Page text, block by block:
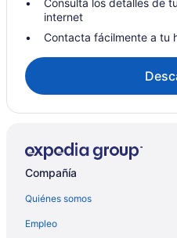
Hoteles en La Push
Hoteles cerca de Lago Crescent
Hoteles en Neah Bay
Casas de huéspedes en Pacific
Condominios en Pacific Beach
Consulta los detalles de
internet
Contacta fácilmente a tu
Compañía
Quiénes somos
Empleo